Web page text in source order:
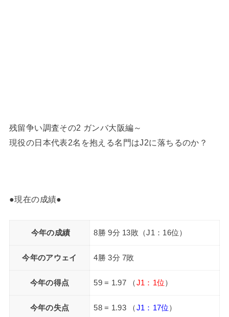
残留争い調査その2 ガンバ大阪編～
現役の日本代表2名を抱える名門はJ2に落ちるのか？
●現在の成績●
今年の成績 8勝 9分 13敗（J1：16位）
今年のアウェイ 4勝 3分 7敗
今年の得点 59 = 1.97 （J1：1位）
今年の失点 58 = 1.93 （J1：17位）